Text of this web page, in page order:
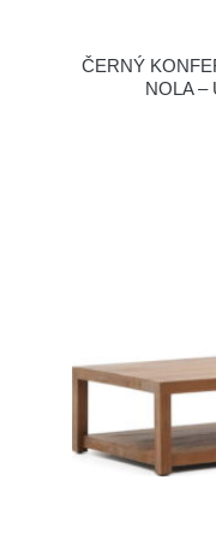
ČERNÝ
NOLA –